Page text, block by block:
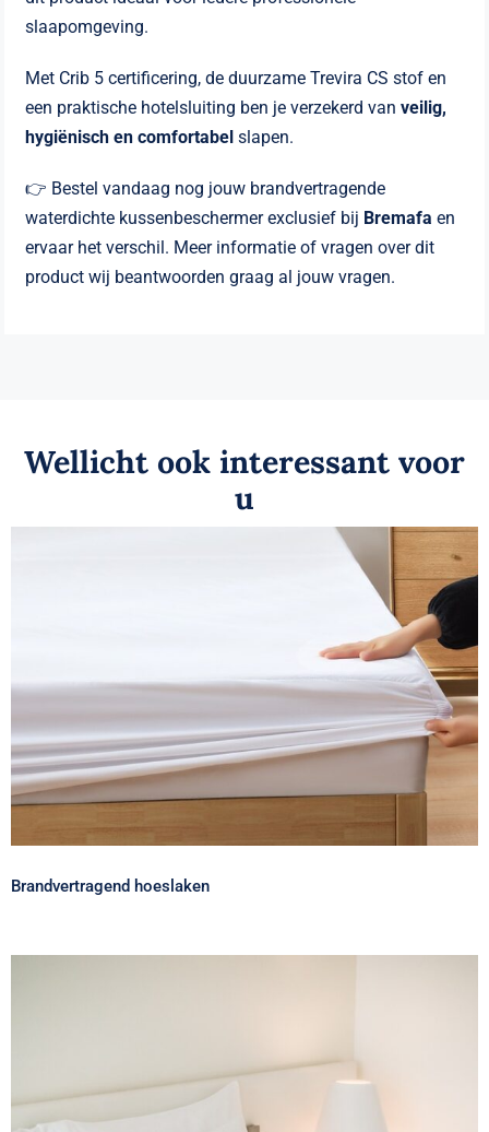
slaapomgeving.
Met Crib 5 certificering, de duurzame Trevira CS stof en
een praktische hotelsluiting ben je verzekerd vanveilig,
hygiënisch en comfortabelslapen.
👉 Bestel vandaag nog jouw brandvertragende
waterdichte kussenbeschermer exclusief bij Bremafa en
ervaar het verschil. Meer informatie of vragen over dit
product wij beantwoorden graag al jouw vragen.
Wellicht ook interessant voor
u
Brandvertragend hoeslaken
Brandvertragend hoeslaken